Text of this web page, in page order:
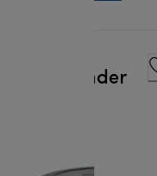
blender